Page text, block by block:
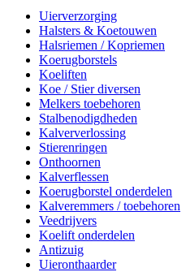
Uierverzorging
Halsters & Koetouwen
Halsriemen / Kopriemen
Koerugborstels
Koeliften
Koe / Stier diversen
Melkers toebehoren
Stalbenodigdheden
Kalververlossing
Stierenringen
Onthoornen
Kalverflessen
Koerugborstel onderdelen
Kalveremmers / toebehoren
Veedrijvers
Koelift onderdelen
Antizuig
Uieronthaarder